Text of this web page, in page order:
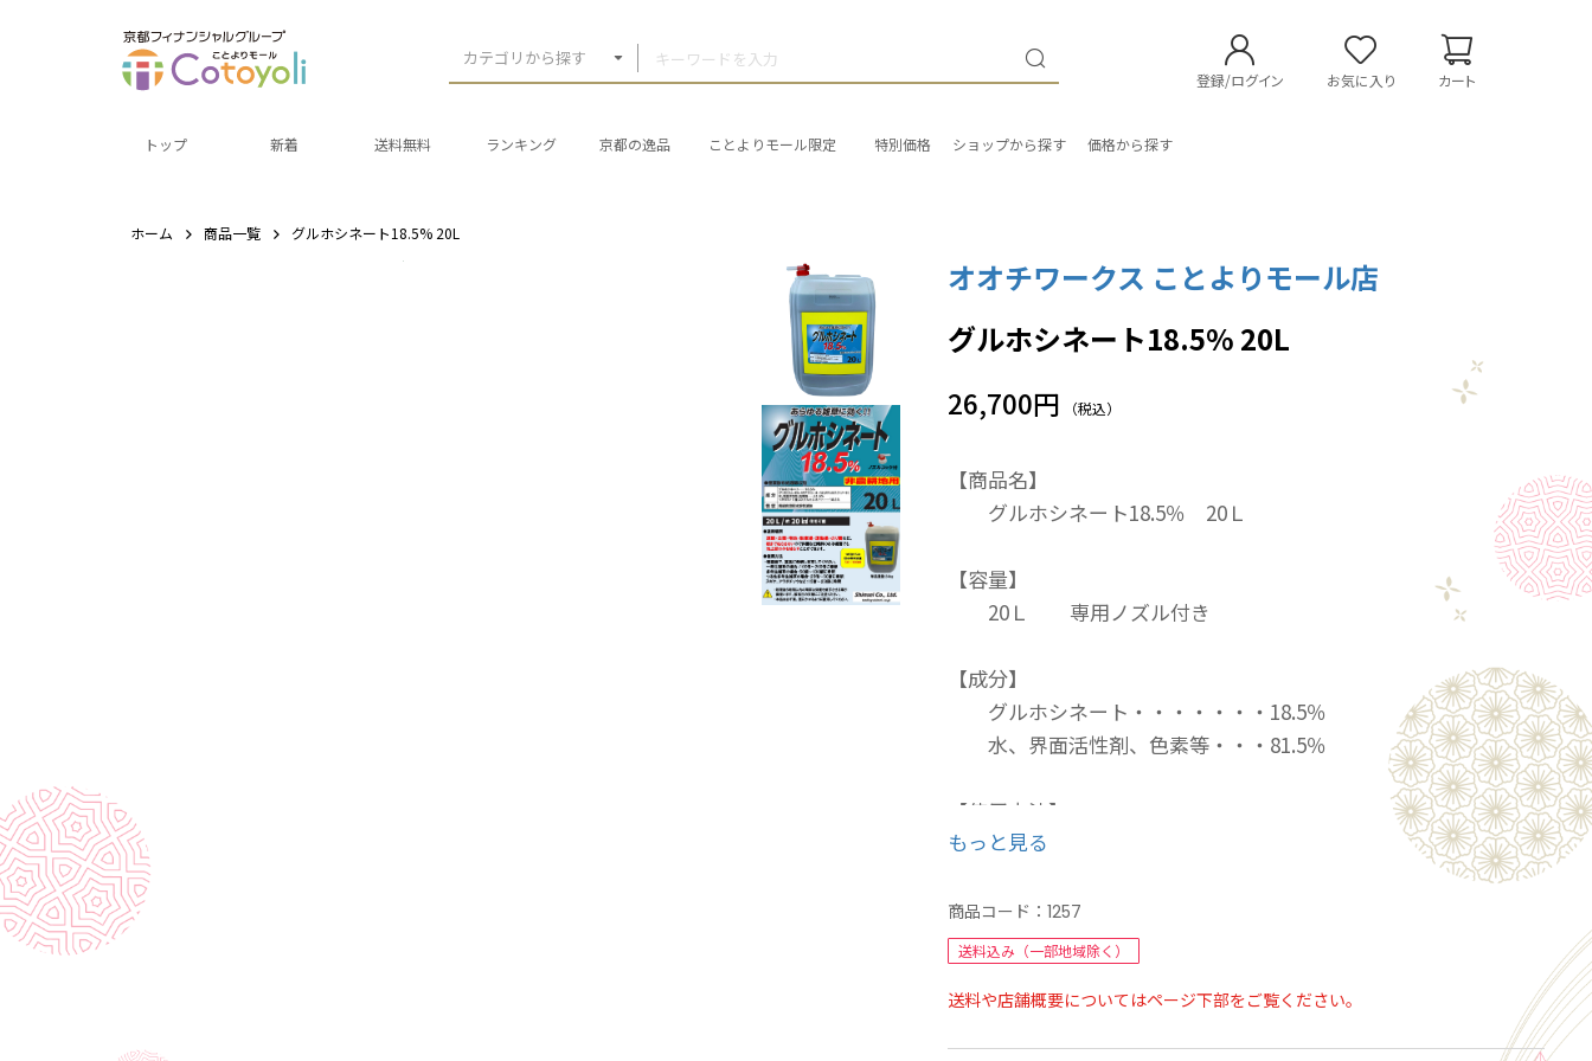
カテゴリから探す
登録/ログイン お気に入り カート
トップ 新着 送料無料 ランキング 京都の逸品 ことよりモール限定 特別価格 ショップから探す 価格から探す
ホーム 商品一覧 グルホシネート18.5% 20L
オオチワークス ことよりモール店
グルホシネート18.5% 20L
26,700円 （税込）
【商品名】
グルホシネート18.5％ 20Ｌ
【容量】
20Ｌ 専用ノズル付き
【成分】
グルホシネート・・・・・・・18.5％
水、界面活性剤、色素等・・・81.5％
【使用方法】
・1平方メートル当たりの散布希釈液量・・・50〜100ml
・一年生雑草の場合：100倍〜200倍に希釈
・多年生雑草の場合：50倍〜100倍に希釈
・スギナ、アワダチソウなど：15倍〜25倍に希釈
もっと見る
商品コード：1257
送料込み（一部地域除く）
送料や店舗概要についてはページ下部をご覧ください。